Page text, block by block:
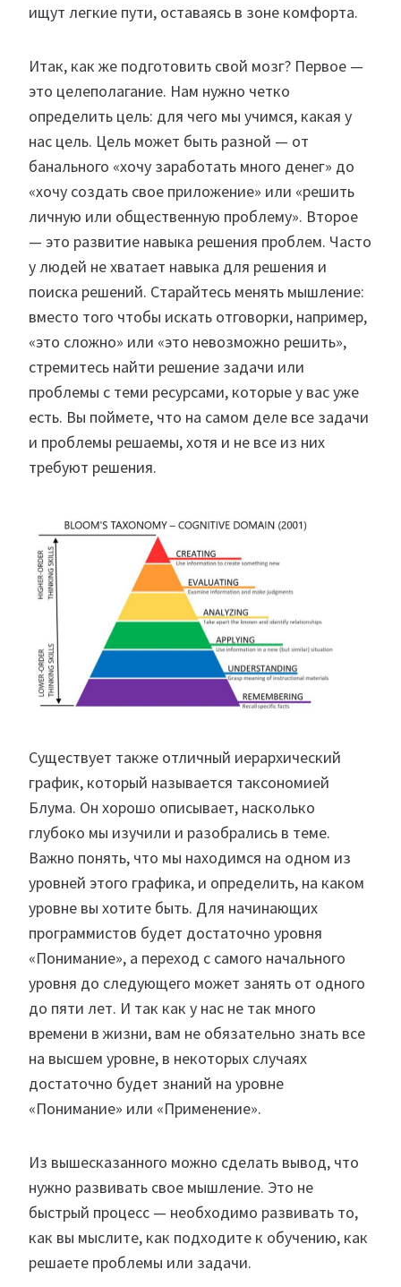
ищут легкие пути, оставаясь в зоне комфорта.
Итак, как же подготовить свой мозг? Первое —
это целеполагание. Нам нужно четко
определить цель: для чего мы учимся, какая у
нас цель. Цель может быть разной — от
банального «хочу заработать много денег» до
«хочу создать свое приложение» или «решить
личную или общественную проблему». Второе
— это развитие навыка решения проблем. Часто
у людей не хватает навыка для решения и
поиска решений. Старайтесь менять мышление:
вместо того чтобы искать отговорки, например,
«это сложно» или «это невозможно решить»,
стремитесь найти решение задачи или
проблемы с теми ресурсами, которые у вас уже
есть. Вы поймете, что на самом деле все задачи
и проблемы решаемы, хотя и не все из них
требуют решения.
Существует также отличный иерархический
график, который называется таксономией
Блума. Он хорошо описывает, насколько
глубоко мы изучили и разобрались в теме.
Важно понять, что мы находимся на одном из
уровней этого графика, и определить, на каком
уровне вы хотите быть. Для начинающих
программистов будет достаточно уровня
«Понимание», а переход с самого начального
уровня до следующего может занять от одного
до пяти лет. И так как у нас не так много
времени в жизни, вам не обязательно знать все
на высшем уровне, в некоторых случаях
достаточно будет знаний на уровне
«Понимание» или «Применение».
Из вышесказанного можно сделать вывод, что
нужно развивать свое мышление. Это не
быстрый процесс — необходимо развивать то,
как вы мыслите, как подходите к обучению, как
решаете проблемы или задачи.